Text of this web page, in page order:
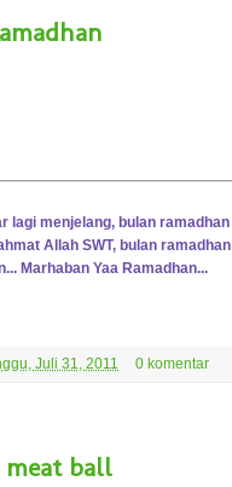
lagi menjelang, bulan
Allah SWT, bulan
Marhaban Yaa Ramadhan...
Juli 31, 2011 0 komentar
meat ball